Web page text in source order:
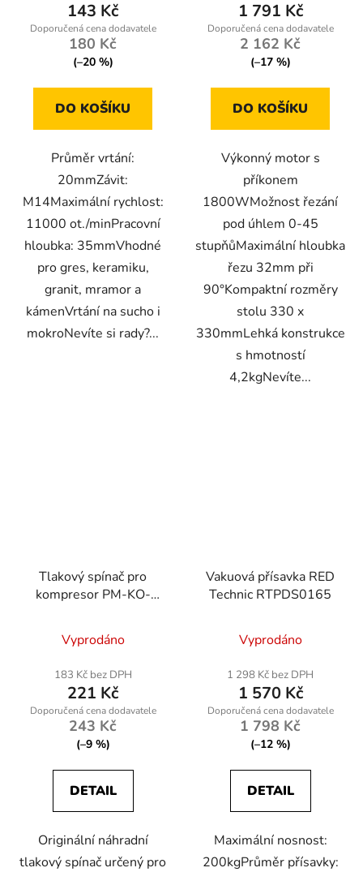
143 Kč
180 Kč
(–20 %)
DO KOŠÍKU
Průměr vrtání:
20mmZávit:
M14Maximální rychlost:
11000 ot./minPracovní
hloubka: 35mmVhodné
pro gres, keramiku,
granit, mramor a
kámenVrtání na sucho i
mokroNevíte si rady?...
1 791 Kč
2 162 Kč
(–17 %)
DO KOŠÍKU
Výkonný motor s
příkonem
1800WMožnost řezání
pod úhlem 0-45
stupňůMaximální hloubka
řezu 32mm při
90°Kompaktní rozměry
stolu 330 x
330mmLehká konstrukce
s hmotností
4,2kgNevíte...
Tlakový spínač pro
kompresor PM-KO-
Vyprodáno
183 Kč bez DPH
221 Kč
243 Kč
(–9 %)
DETAIL
Originální náhradní
tlakový spínač určený pro
Vakuová přísavka RED
Technic RTPDS0165
Vyprodáno
1 298 Kč bez DPH
1 570 Kč
1 798 Kč
(–12 %)
DETAIL
Maximální nosnost:
200kgPrůměr přísavky: